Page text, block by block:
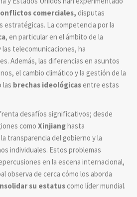
comerciales, disputas
estratégicas. La competencia por la
, en particular en el ámbito de la
las telecomunicaciones, ha
Además, las diferencias en asuntos
el cambio climático y la gestión de la
las brechas ideológicasentre estas
desafíos significativos; desde
como Xinjianghasta
transparencia del gobierno y la
individuales. Estos problemas
en la escena internacional,
observa de cerca cómo los aborda
su estatuscomo líder mundial.